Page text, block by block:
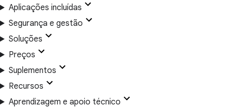
Aplicações incluídas
Segurança e gestão
Soluções
Preços
Suplementos
Recursos
Aprendizagem e apoio técnico